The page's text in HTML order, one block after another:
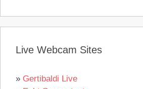
Live Webcam Sites
» Gertibaldi Live